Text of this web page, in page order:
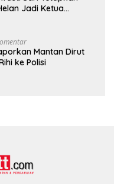
Jadi Ketua
Mantan Dirut
ke Polisi